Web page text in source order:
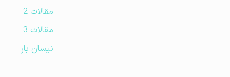
مقالات 2
مقالات 3
نیسان بار